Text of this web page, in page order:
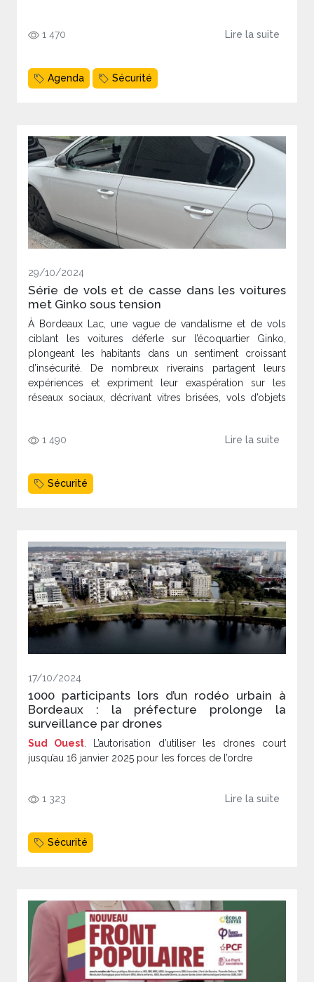
1 470 Lire la suite
Agenda Sécurité
29/10/2024
Série de vols et de casse dans les voitures
met Ginko sous tension
À Bordeaux Lac, une vague de vandalisme et de vols
ciblant les voitures déferle sur l’écoquartier Ginko,
plongeant les habitants dans un sentiment croissant
d’insécurité. De nombreux riverains partagent leurs
expériences et expriment leur exaspération sur les
réseaux sociaux, décrivant vitres brisées, vols d’objets
1 490 Lire la suite
Sécurité
17/10/2024
1000 participants lors d’un rodéo urbain à
Bordeaux : la préfecture prolonge la
surveillance par drones
Sud Ouest . L’autorisation d’utiliser les drones court
jusqu’au 16 janvier 2025 pour les forces de l’ordre
1 323 Lire la suite
Sécurité